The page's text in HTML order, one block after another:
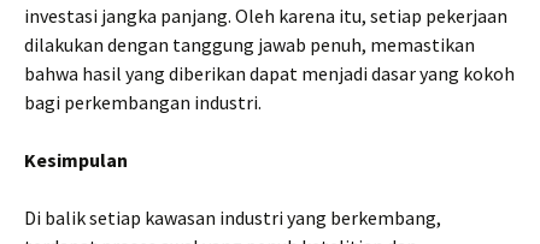
investasi jangka panjang. Oleh karena itu, setiap pekerjaan
dilakukan dengan tanggung jawab penuh, memastikan
bahwa hasil yang diberikan dapat menjadi dasar yang kokoh
bagi perkembangan industri.
Kesimpulan
Di balik setiap kawasan industri yang berkembang,